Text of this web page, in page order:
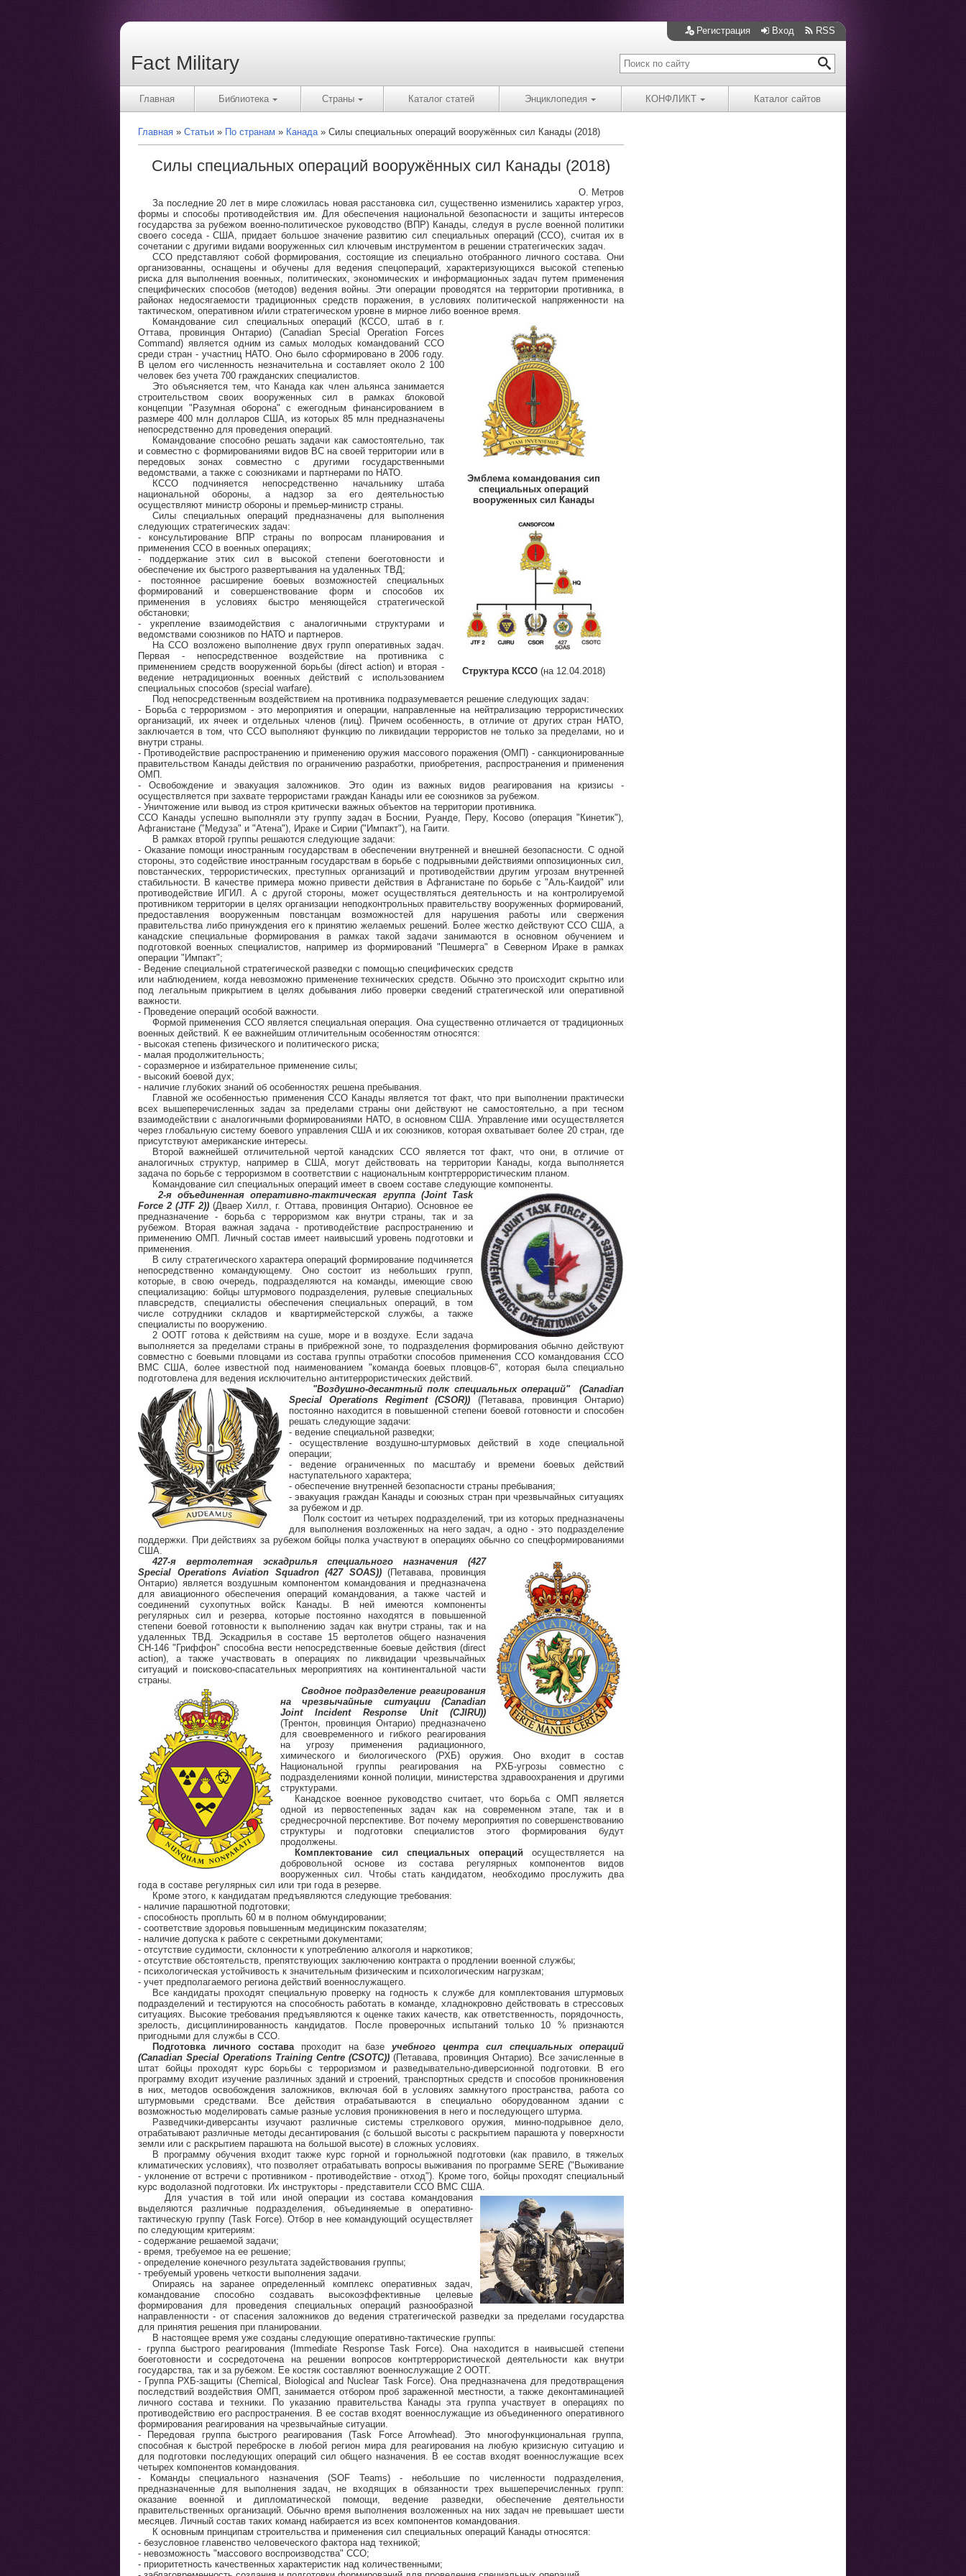
Регистрация Вход RSS
Fact Military
Главная Библиотека Страны Каталог статей Энциклопедия КОНФЛИКТ Каталог сайтов
Главная Статьи По странам Канада Силы специальных операций вооружённых сил Канады (2018)
Силы специальных операций вооружённых сил Канады (2018)
О. Метров
За последние 20 лет в мире сложилась новая расстановка сил, существенно изменились характер угроз,
формы и способы противодействия им. Для обеспечения национальной безопасности и защиты интересов
государства за рубежом военно-политическое руководство (ВПР) Канады, следуя в русле военной политики
своего соседа - США, придает большое значение развитию сил специальных операций (ССО), считая их в
сочетании с другими видами вооруженных сил ключевым инструментом в решении стратегических задач.
ССО представляют собой формирования, состоящие из специально отобранного личного состава. Они
организованны, оснащены и обучены для ведения спецопераций, характеризующихся высокой степенью
риска для выполнения военных, политических, экономических и информационных задач путем применения
специфических способов (методов) ведения войны. Эти операции проводятся на территории противника, в
районах недосягаемости традиционных средств поражения, в условиях политической напряженности на
тактическом, оперативном и/или стратегическом уровне в мирное либо военное время.
Эмблема командования сип
специальных операций
вооруженных сил Канады
Структура КССО (на 12.04.2018)
Командование сил специальных операций (КССО, штаб в г.
Оттава, провинция Онтарио) (Canadian Special Operation Forces
Command) является одним из самых молодых командований ССО
среди стран - участниц НАТО. Оно было сформировано в 2006 году.
В целом его численность незначительна и составляет около 2 100
человек без учета 700 гражданских специалистов.
Это объясняется тем, что Канада как член альянса занимается
строительством своих вооруженных сил в рамках блоковой
концепции "Разумная оборона" с ежегодным финансированием в
размере 400 млн долларов США, из которых 85 млн предназначены
непосредственно для проведения операций.
Командование способно решать задачи как самостоятельно, так
и совместно с формированиями видов ВС на своей территории или в
передовых зонах совместно с другими государственными
ведомствами, а также с союзниками и партнерами по НАТО.
КССО подчиняется непосредственно начальнику штаба
национальной обороны, а надзор за его деятельностью
осуществляют министр обороны и премьер-министр страны.
Силы специальных операций предназначены для выполнения
следующих стратегических задач:
- консультирование ВПР страны по вопросам планирования и
применения ССО в военных операциях;
- поддержание этих сил в высокой степени боеготовности и
обеспечение их быстрого развертывания на удаленных ТВД;
- постоянное расширение боевых возможностей специальных
формирований и совершенствование форм и способов их
применения в условиях быстро меняющейся стратегической
обстановки;
- укрепление взаимодействия с аналогичными структурами и
ведомствами союзников по НАТО и партнеров.
На ССО возложено выполнение двух групп оперативных задач.
Первая - непосредственное воздействие на противника с
применением средств вооруженной борьбы (direct action) и вторая -
ведение нетрадиционных военных действий с использованием
специальных способов (special warfare).
Под непосредственным воздействием на противника подразумевается решение следующих задач:
- Борьба с терроризмом - это мероприятия и операции, направленные на нейтрализацию террористических
организаций, их ячеек и отдельных членов (лиц). Причем особенность, в отличие от других стран НАТО,
заключается в том, что ССО выполняют функцию по ликвидации террористов не только за пределами, но и
внутри страны.
- Противодействие распространению и применению оружия массового поражения (ОМП) - санкционированные
правительством Канады действия по ограничению разработки, приобретения, распространения и применения
ОМП.
- Освобождение и эвакуация заложников. Это один из важных видов реагирования на кризисы -
осуществляется при захвате террористами граждан Канады или ее союзников за рубежом.
- Уничтожение или вывод из строя критически важных объектов на территории противника.
ССО Канады успешно выполняли эту группу задач в Боснии, Руанде, Перу, Косово (операция "Кинетик"),
Афганистане ("Медуза" и "Атена"), Ираке и Сирии ("Импакт"), на Гаити.
В рамках второй группы решаются следующие задачи:
- Оказание помощи иностранным государствам в обеспечении внутренней и внешней безопасности. С одной
стороны, это содействие иностранным государствам в борьбе с подрывными действиями оппозиционных сил,
повстанческих, террористических, преступных организаций и противодействии другим угрозам внутренней
стабильности. В качестве примера можно привести действия в Афганистане по борьбе с "Аль-Каидой" или
противодействие ИГИЛ. А с другой стороны, может осуществляться деятельность и на контролируемой
противником территории в целях организации неподконтрольных правительству вооруженных формирований,
предоставления вооруженным повстанцам возможностей для нарушения работы или свержения
правительства либо принуждения его к принятию желаемых решений. Более жестко действуют ССО США, а
канадские специальные формирования в рамках такой задачи занимаются в основном обучением и
подготовкой военных специалистов, например из формирований "Пешмерга" в Северном Ираке в рамках
операции "Импакт";
- Ведение специальной стратегической разведки с помощью специфических средств
или наблюдением, когда невозможно применение технических средств. Обычно это происходит скрытно или
под легальным прикрытием в целях добывания либо проверки сведений стратегической или оперативной
важности.
- Проведение операций особой важности.
Формой применения ССО является специальная операция. Она существенно отличается от традиционных
военных действий. К ее важнейшим отличительным особенностям относятся:
- высокая степень физического и политического риска;
- малая продолжительность;
- соразмерное и избирательное применение силы;
- высокий боевой дух;
- наличие глубоких знаний об особенностях решена пребывания.
Главной же особенностью применения ССО Канады является тот факт, что при выполнении практически
всех вышеперечисленных задач за пределами страны они действуют не самостоятельно, а при тесном
взаимодействии с аналогичными формированиями НАТО, в основном США. Управление ими осуществляется
через глобальную систему боевого управления США и их союзников, которая охватывает более 20 стран, где
присутствуют американские интересы.
Второй важнейшей отличительной чертой канадских ССО является тот факт, что они, в отличие от
аналогичных структур, например в США, могут действовать на территории Канады, когда выполняется
задача по борьбе с терроризмом в соответствии с национальным контртеррористическим планом.
Командование сил специальных операций имеет в своем составе следующие компоненты.
2-я объединенная оперативно-тактическая группа (Joint Task
Force 2 (JTF 2))(Дваер Хилл, г. Оттава, провинция Онтарио). Основное ее
предназначение - борьба с терроризмом как внутри страны, так и за
рубежом. Вторая важная задача - противодействие распространению и
применению ОМП. Личный состав имеет наивысший уровень подготовки и
применения.
В силу стратегического характера операций формирование подчиняется
непосредственно командующему. Оно состоит из небольших групп,
которые, в свою очередь, подразделяются на команды, имеющие свою
специализацию: бойцы штурмового подразделения, рулевые специальных
плавсредств, специалисты обеспечения специальных операций, в том
числе сотрудники складов и квартирмейстерской службы, а также
специалисты по вооружению.
2 ООТГ готова к действиям на суше, море и в воздухе. Если задача
выполняется за пределами страны в прибрежной зоне, то подразделения формирования обычно действуют
совместно с боевыми пловцами из состава группы отработки способов применения ССО командования ССО
ВМС США, более известной под наименованием "команда боевых пловцов-6", которая была специально
подготовлена для ведения исключительно антитеррористических действий.
"Воздушно-десантный полк специальных операций" (Canadian
Special Operations Regiment (CSOR)) (Петавава, провинция Онтарио)
постоянно находится в повышенной степени боевой готовности и способен
решать следующие задачи:
- ведение специальной разведки;
- осуществление воздушно-штурмовых действий в ходе специальной
операции;
- ведение ограниченных по масштабу и времени боевых действий
наступательного характера;
- обеспечение внутренней безопасности страны пребывания;
- эвакуация граждан Канады и союзных стран при чрезвычайных ситуациях
за рубежом и др.
Полк состоит из четырех подразделений, три из которых предназначены
для выполнения возложенных на него задач, а одно - это подразделение
поддержки. При действиях за рубежом бойцы полка участвуют в операциях обычно со спецформированиями
США.
427-я вертолетная эскадрилья специального назначения (427
Special Operations Aviation Squadron (427 SOAS))(Петавава, провинция
Онтарио) является воздушным компонентом командования и предназначена
для авиационного обеспечения операций командования, а также частей и
соединений сухопутных войск Канады. В ней имеются компоненты
регулярных сил и резерва, которые постоянно находятся в повышенной
степени боевой готовности к выполнению задач как внутри страны, так и на
удаленных ТВД. Эскадрилья в составе 15 вертолетов общего назначения
СН-146 "Гриффон" способна вести непосредственные боевые действия (direct
action), а также участвовать в операциях по ликвидации чрезвычайных
ситуаций и поисково-спасательных мероприятиях на континентальной части
страны.
Сводное подразделение реагирования
на чрезвычайные ситуации (Canadian
Joint Incident Response Unit (CJIRU))
(Трентон, провинция Онтарио) предназначено
для своевременного и гибкого реагирования
на угрозу применения радиационного,
химического и биологического (РХБ) оружия. Оно входит в состав
Национальной группы реагирования на РХБ-угрозы совместно с
подразделениями конной полиции, министерства здравоохранения и другими
структурами.
Канадское военное руководство считает, что борьба с ОМП является
одной из первостепенных задач как на современном этапе, так и в
среднесрочной перспективе. Вот почему мероприятия по совершенствованию
структуры и подготовки специалистов этого формирования будут
продолжены.
Комплектование сил специальных операций осуществляется на
добровольной основе из состава регулярных компонентов видов
вооруженных сил. Чтобы стать кандидатом, необходимо прослужить два
года в составе регулярных сил или три года в резерве.
Кроме этого, к кандидатам предъявляются следующие требования:
- наличие парашютной подготовки;
- способность проплыть 60 м в полном обмундировании;
- соответствие здоровья повышенным медицинским показателям;
- наличие допуска к работе с секретными документами;
- отсутствие судимости, склонности к употреблению алкоголя и наркотиков;
- отсутствие обстоятельств, препятствующих заключению контракта о продлении военной службы;
- психологическая устойчивость к значительным физическим и психологическим нагрузкам;
- учет предполагаемого региона действий военнослужащего.
Все кандидаты проходят специальную проверку на годность к службе для комплектования штурмовых
подразделений и тестируются на способность работать в команде, хладнокровно действовать в стрессовых
ситуациях. Высокие требования предъявляются к оценке таких качеств, как ответственность, порядочность,
зрелость, дисциплинированность кандидатов. После проверочных испытаний только 10 % признаются
пригодными для службы в ССО.
Подготовка личного состава
проходит на базеучебного центра сил специальных операций
(Canadian Special Operations Training Centre (CSOTC))(Петавава, провинция Онтарио). Все зачисленные в
штат бойцы проходят курс борьбы с терроризмом и разведывательно-диверсионной подготовки. В его
программу входит изучение различных зданий и строений, транспортных средств и способов проникновения
в них, методов освобождения заложников, включая бой в условиях замкнутого пространства, работа со
штурмовыми средствами. Все действия отрабатываются в специально оборудованном здании с
возможностью моделировать самые разные условия проникновения в него и последующего штурма.
Разведчики-диверсанты изучают различные системы стрелкового оружия, минно-подрывное дело,
отрабатывают различные методы десантирования (с большой высоты с раскрытием парашюта у поверхности
земли или с раскрытием парашюта на большой высоте) в сложных условиях.
В программу обучения входит также курс горной и горнолыжной подготовки (как правило, в тяжелых
климатических условиях), что позволяет отрабатывать вопросы выживания по программе SERE ("Выживание
- уклонение от встречи с противником - противодействие - отход"). Кроме того, бойцы проходят специальный
курс водолазной подготовки. Их инструкторы - представители ССО ВМС США.
Для участия в той или иной операции из состава командования
выделяются различные подразделения, объединяемые в оперативно-
тактическую группу (Task Force). Отбор в нее командующий осуществляет
по следующим критериям:
- содержание решаемой задачи;
- время, требуемое на ее решение;
- определение конечного результата задействования группы;
- требуемый уровень четкости выполнения задачи.
Опираясь на заранее определенный комплекс оперативных задач,
командование способно создавать высокоэффективные целевые
формирования для проведения специальных операций разнообразной
направленности - от спасения заложников до ведения стратегической разведки за пределами государства
для принятия решения при планировании.
В настоящее время уже созданы следующие оперативно-тактические группы:
- группа быстрого реагирования (Immediate Response Task Force). Она находится в наивысшей степени
боеготовности и сосредоточена на решении вопросов контртеррористической деятельности как внутри
государства, так и за рубежом. Ее костяк составляют военнослужащие 2 ООТГ.
- Группа РХБ-защиты (Chemical, Biological and Nuclear Task Force). Она предназначена для предотвращения
последствий воздействия ОМП, занимается отбором проб зараженной местности, а также деконтаминацией
личного состава и техники. По указанию правительства Канады эта группа участвует в операциях по
противодействию его распространения. В ее состав входят военнослужащие из объединенного оперативного
формирования реагирования на чрезвычайные ситуации.
- Передовая группа быстрого реагирования (Task Force Arrowhead). Это многофункциональная группа,
способная к быстрой переброске в любой регион мира для реагирования на любую кризисную ситуацию и
для подготовки последующих операций сил общего назначения. В ее состав входят военнослужащие всех
четырех компонентов командования.
- Команды специального назначения (SOF Teams) - небольшие по численности подразделения,
предназначенные для выполнения задач, не входящих в обязанности трех вышеперечисленных групп:
оказание военной и дипломатической помощи, ведение разведки, обеспечение деятельности
правительственных организаций. Обычно время выполнения возложенных на них задач не превышает шести
месяцев. Личный состав таких команд набирается из всех компонентов командования.
К основным принципам строительства и применения сил специальных операций Канады относятся:
- безусловное главенство человеческого фактора над техникой;
- невозможность "массового воспроизводства" ССО;
- приоритетность качественных характеристик над количественными;